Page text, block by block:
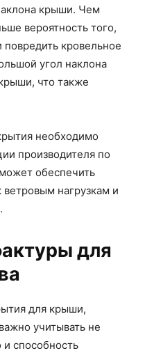
крыши. Чем
вероятность того,
кровельное
угол наклона
что также
необходимо
производителя по
обеспечить
нагрузкам и
для
для крыши,
учитывать не
и способность